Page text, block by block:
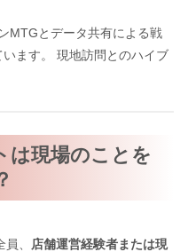
MTGとデータ共有による戦
ます。 現地訪問とのハイブ
は現場のことを
、
店舗運営経験者または現